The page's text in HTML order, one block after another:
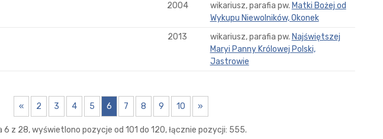
2004 wikariusz, parafia pw. Matki Bożej od
Wykupu Niewolników, Okonek
2013 wikariusz, parafia pw. Najświętszej
Maryi Panny Królowej Polski,
Jastrowie
« 2 3 4 5 6 7 8 9 10 »
6 z 28, wyświetlono pozycje od 101 do 120, łącznie pozycji: 555.